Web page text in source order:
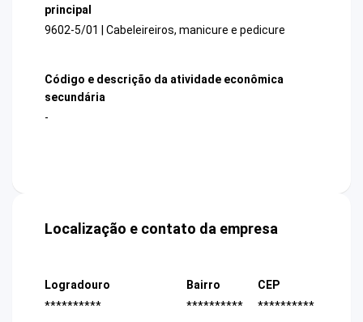
principal
9602-5/01 | Cabeleireiros, manicure e pedicure
Código e descrição da atividade econômica
secundária
-
Localização e contato da empresa
Logradouro
**********
Bairro
**********
CEP
**********